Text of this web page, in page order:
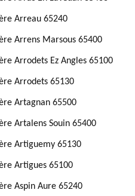
Arreau 65240
Arrens Marsous 65400
Arrodets Ez Angles 65100
Arrodets 65130
Artagnan 65500
Artalens Souin 65400
Artiguemy 65130
Artigues 65100
Aspin Aure 65240